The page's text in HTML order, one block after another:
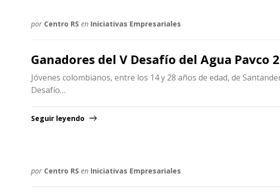
por Centro RS en Iniciativas Empresariales
Ganadores del V Desafío del Agua Pavco
Jóvenes colombianos, entre los 14 y 28 años de edad, de
Desafío…
Seguir leyendo
por Centro RS en Iniciativas Empresariales